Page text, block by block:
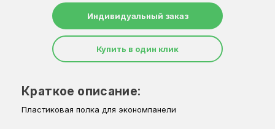
Индивидуальный заказ
Купить в один клик
Краткое описание:
Пластиковая полка для экономпанели